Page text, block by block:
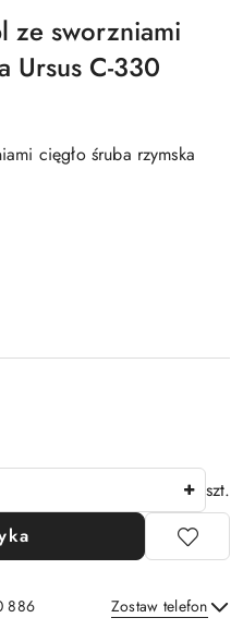
ze sworzniami
Ursus C-330
cięgło śruba rzymska
szt.
886 Zostaw telefon